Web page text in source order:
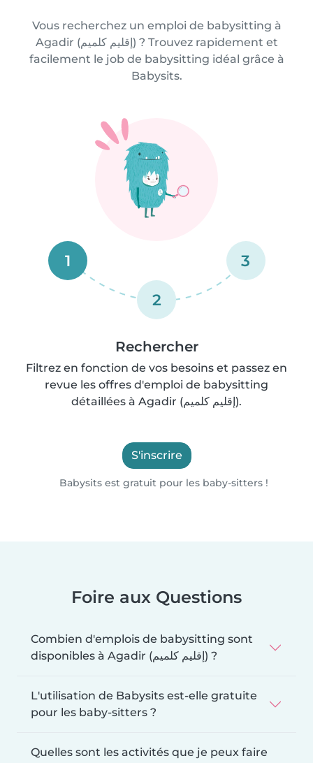
Vous recherchez un emploi de babysitting à
Agadir (إقليم كلميم) ? Trouvez rapidement et
facilement le job de babysitting idéal grâce à
Babysits.
1
2
3
Rechercher
Filtrez en fonction de vos besoins et passez en
revue les offres d'emploi de babysitting
détaillées à Agadir (إقليم كلميم).
S'inscrire
Babysits est gratuit pour les baby-sitters !
Foire aux Questions
Combien d'emplois de babysitting sont
disponibles à Agadir (إقليم كلميم) ?
L'utilisation de Babysits est-elle gratuite
pour les baby-sitters ?
Quelles sont les activités que je peux faire